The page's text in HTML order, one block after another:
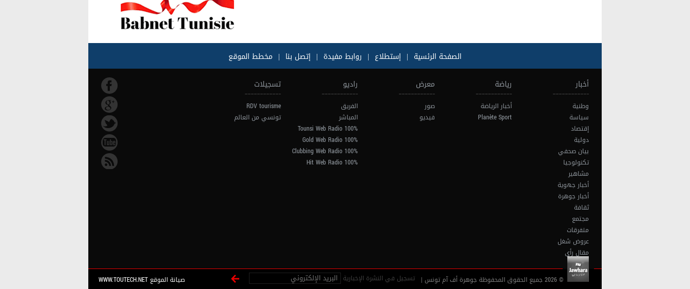
الصفحة الرئسية | إستطلاع | روابط مفيدة | إتصل بنا | مخطط الموقع
أخبار
وطنية
سياسة
إقتصاد
دولية
بيان صحفي
تكنولوجيا
مشاهير
أخبار جهوية
أخبار جوهرة
ثقافة
مجتمع
متفرقات
عروض شغل
مقال رأي
رياضة
أخبار الرياضة
Planète Sport
معرض
صور
فيديو
راديو
الفريق
المباشر
100% Tounsi Web Radio
100% Gold Web Radio
100% Clubbing Web Radio
100% Hit Web Radio
تسجيلات
RDV tourisme
تونسي من العالم
© 2026 جميع الحقوق المحفوظة جوهرة أف آم تونس | تسجيل في النشرة الإخبارية صيانة الموقع WWW.TOUTECH.NET